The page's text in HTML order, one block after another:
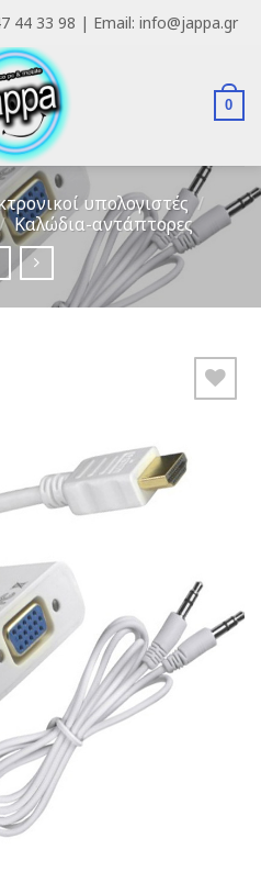
44 33 98 | Email: info@jappa.gr
0
υπολογιστές /
Καλώδια-αντάπτορες
Add to
Wishlist